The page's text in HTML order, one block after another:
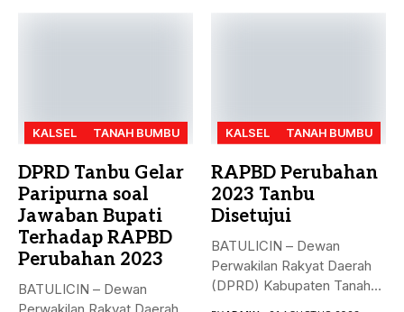
KALSEL TANAH BUMBU
DPRD Tanbu Gelar
Paripurna soal
Jawaban Bupati
Terhadap RAPBD
Perubahan 2023
BATULICIN – Dewan
Perwakilan Rakyat Daerah
KALSEL TANAH BUMBU
RAPBD Perubahan
2023 Tanbu
Disetujui
BATULICIN – Dewan
Perwakilan Rakyat Daerah
(DPRD) Kabupaten Tanah